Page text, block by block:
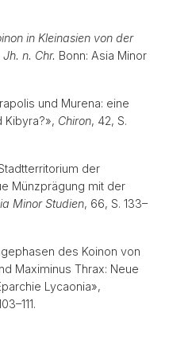
in Kleinasien von der
n. Chr. Bonn: Asia Minor
und Murena: eine
Kibyra?», Chiron, 42, S.
der
Münzprägung mit der
Minor Studien, 66, S. 133–
des Koinon von
Maximinus Thrax: Neue
Lycaonia»,